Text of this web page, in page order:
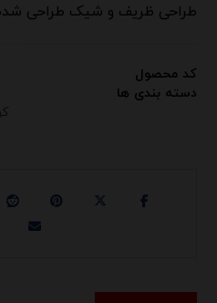
طراحی ظریف و شیک طراحی
کد محصول
دسته بندی ها